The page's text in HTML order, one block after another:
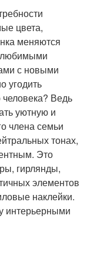
цвета,
меняются
любимыми
с новыми
угодить
Ведь
уютную и
члена семьи
тонах,
Это
гирлянды,
элементов
наклейки.
интерьерными